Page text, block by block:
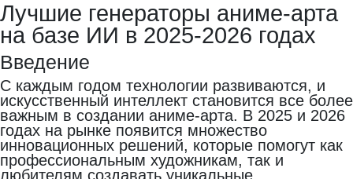
Лучшие генераторы аниме-арта
на базе ИИ в 2025-2026 годах
Введение
С каждым годом технологии развиваются, и
искусственный интеллект становится все более
важным в создании аниме-арта. В 2025 и 2026
годах на рынке появится множество
инновационных решений, которые помогут как
профессиональным художникам, так и
любителям создавать уникальные